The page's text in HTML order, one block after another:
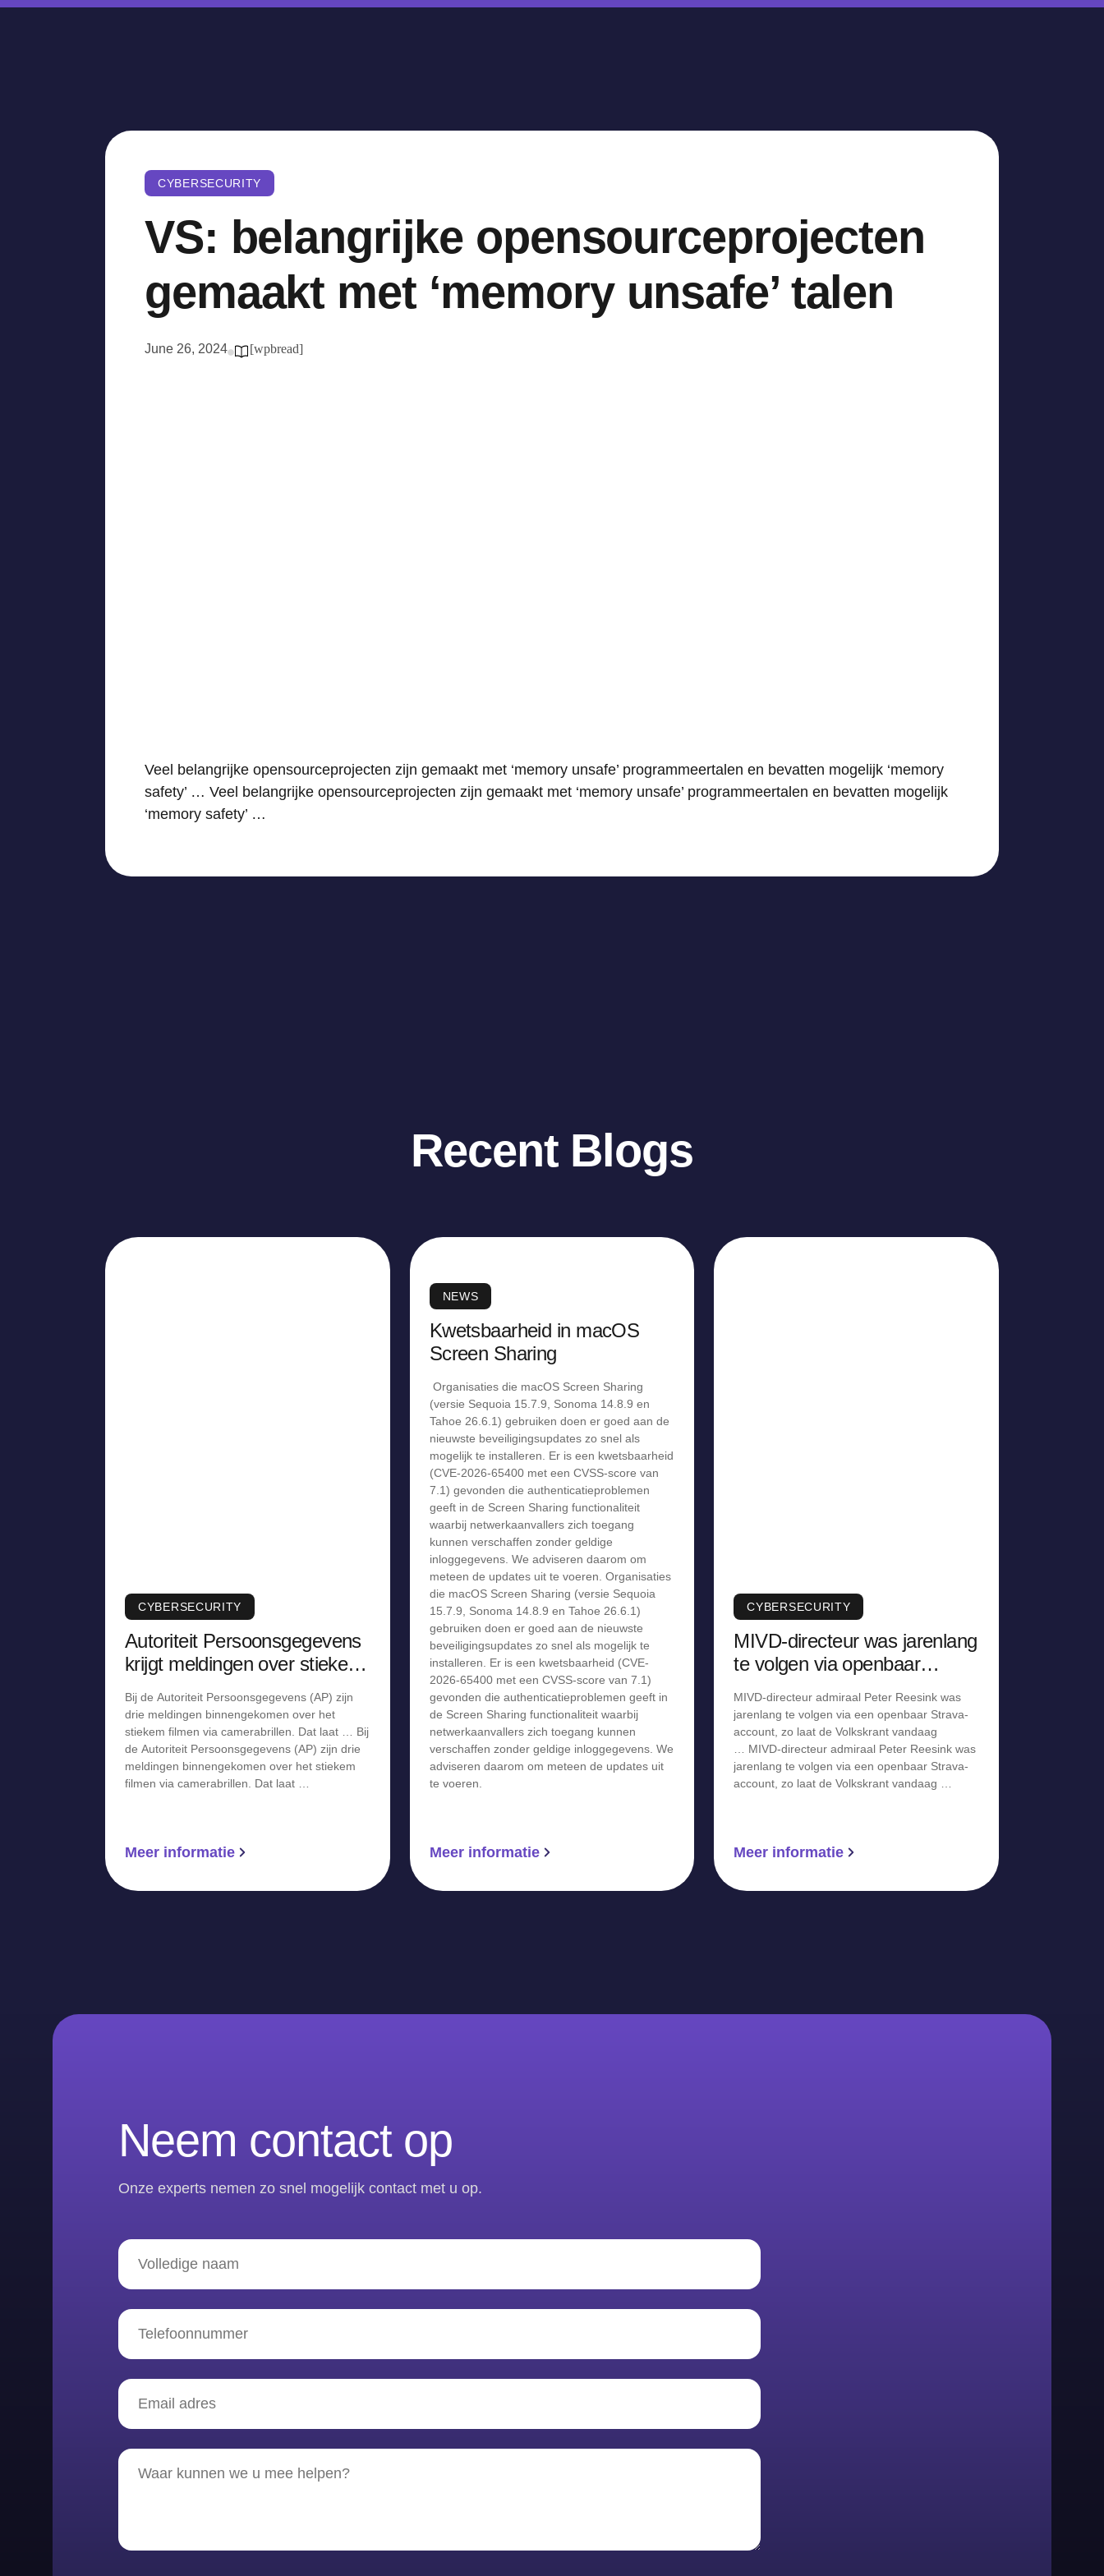
CYBERSECURITY
VS: belangrijke opensourceprojecten
gemaakt met ‘memory unsafe’ talen
June 26, 2024 [wpbread]
Veel belangrijke opensourceprojecten zijn gemaakt met ‘memory unsafe’ programmeertalen en bevatten mogelijk ‘memory
safety’ … Veel belangrijke opensourceprojecten zijn gemaakt met ‘memory unsafe’ programmeertalen en bevatten mogelijk
‘memory safety’ …
Recent Blogs
CYBERSECURITY
Autoriteit Persoonsgegevens
krijgt meldingen over stiekem
Bij de Autoriteit Persoonsgegevens (AP) zijn
drie meldingen binnengekomen over het
stiekem filmen via camerabrillen. Dat laat … Bij
de Autoriteit Persoonsgegevens (AP) zijn drie
meldingen binnengekomen over het stiekem
filmen via camerabrillen. Dat laat …
Meer informatie
NEWS
Kwetsbaarheid in macOS
Screen Sharing
Organisaties die macOS Screen Sharing
(versie Sequoia 15.7.9, Sonoma 14.8.9 en
Tahoe 26.6.1) gebruiken doen er goed aan de
nieuwste beveiligingsupdates zo snel als
mogelijk te installeren. Er is een kwetsbaarheid
(CVE-2026-65400 met een CVSS-score van
7.1) gevonden die authenticatieproblemen
geeft in de Screen Sharing functionaliteit
waarbij netwerkaanvallers zich toegang
kunnen verschaffen zonder geldige
inloggegevens. We adviseren daarom om
meteen de updates uit te voeren. Organisaties
die macOS Screen Sharing (versie Sequoia
15.7.9, Sonoma 14.8.9 en Tahoe 26.6.1)
gebruiken doen er goed aan de nieuwste
beveiligingsupdates zo snel als mogelijk te
installeren. Er is een kwetsbaarheid (CVE-
2026-65400 met een CVSS-score van 7.1)
gevonden die authenticatieproblemen geeft in
de Screen Sharing functionaliteit waarbij
netwerkaanvallers zich toegang kunnen
verschaffen zonder geldige inloggegevens. We
adviseren daarom om meteen de updates uit
te voeren.
Meer informatie
CYBERSECURITY
MIVD-directeur was jarenlang
te volgen via openbaar
MIVD-directeur admiraal Peter Reesink was
jarenlang te volgen via een openbaar Strava-
account, zo laat de Volkskrant vandaag
… MIVD-directeur admiraal Peter Reesink was
jarenlang te volgen via een openbaar Strava-
account, zo laat de Volkskrant vandaag …
Meer informatie
Neem contact op
Onze experts nemen zo snel mogelijk contact met u op.